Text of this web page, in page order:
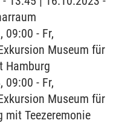
09:00 - Fr,
Museum für
Hamburg
09:00 - Fr,
Museum für
mit Teezeremonie